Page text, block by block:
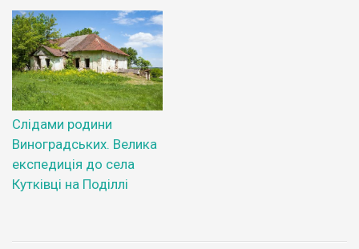
Слідами родини
Виноградських. Велика
експедиція до села
Кутківці на Поділлі